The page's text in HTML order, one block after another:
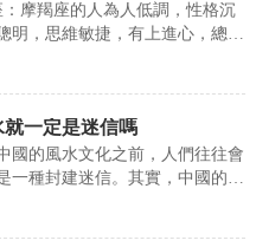
：摩羯座的人為人低調，性格沉
明，思維敏捷，有上進心，總在
更好的自己，因...
就一定是迷信嗎
國的風水文化之前，人們往往會
一種封建迷信。其實，中國的風
沒有那麼簡單和片面。風水之學